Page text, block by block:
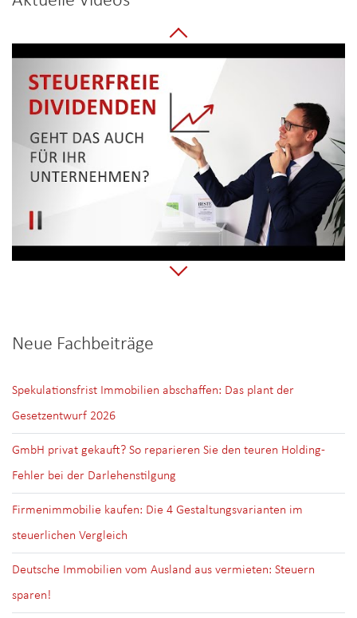
Neue Fachbeiträge
Spekulationsfrist Immobilien abschaffen: Das plant der
Gesetzentwurf 2026
GmbH privat gekauft? So reparieren Sie den teuren Holding-
Fehler bei der Darlehenstilgung
Firmenimmobilie kaufen: Die 4 Gestaltungsvarianten im
steuerlichen Vergleich
Deutsche Immobilien vom Ausland aus vermieten: Steuern
sparen!